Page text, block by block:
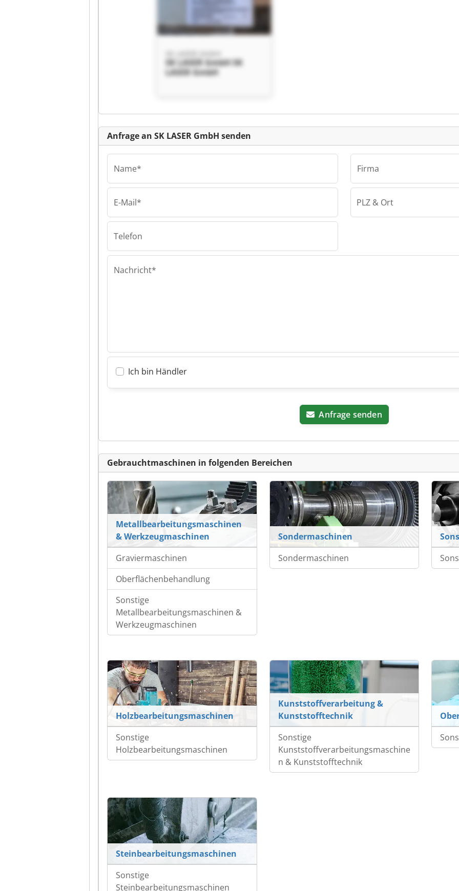
SK LASER GmbH SK
LASER GmbH
Anfrage an SK LASER GmbH senden
Name*
E-Mail*
Telefon
Firma
PLZ & Ort
Nachricht*
Ich bin Händler
Anfrage senden
Gebrauchtmaschinen in folgenden Bereichen
Metallbearbeitungsmaschinen
& Werkzeugmaschinen
Graviermaschinen
Oberflächenbehandlung
Sonstige
Metallbearbeitungsmaschinen &
Werkzeugmaschinen
Sondermaschinen
Sondermaschinen
Holzbearbeitungsmaschinen
Sonstige
Holzbearbeitungsmaschinen
Kunststoffverarbeitung &
Kunststofftechnik
Sonstige
Kunststoffverarbeitungsmaschine
n & Kunststofftechnik
Steinbearbeitungsmaschinen
Sonstige
Steinbearbeitungsmaschinen